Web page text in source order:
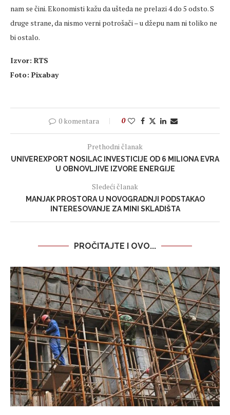
nam se čini. Ekonomisti kažu da ušteda ne prelazi 4 do 5 odsto. S
druge strane, da nismo verni potrošači – u džepu nam ni toliko ne
bi ostalo.
Izvor: RTS
Foto: Pixabay
0 komentara 0
Prethodni članak
UNIVEREXPORT NOSILAC INVESTICIJE OD 6 MILIONA EVRA
U OBNOVLJIVE IZVORE ENERGIJE
Sledeći članak
MANJAK PROSTORA U NOVOGRADNJI PODSTAKAO
INTERESOVANJE ZA MINI SKLADIŠTA
PROČITAJTE I OVO...